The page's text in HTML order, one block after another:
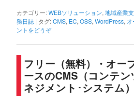
カテゴリー:WEBソリューション,地域産業
務日誌 | タグ:CMS, EC,OSS,WordPress,
ントをどうぞ
フリー（無料）・オー
ースのCMS（コンテン
ネジメント･システム）